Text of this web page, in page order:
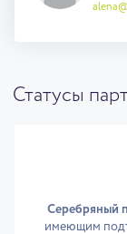
Статусы
Серебряный
имеющим